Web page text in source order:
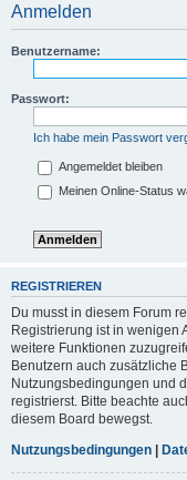
Anmelden
Benutzername:
Passwort:
Ich habe mein Passwort
Angemeldet bleiben
Meinen Online-Status
REGISTRIEREN
Du musst in diesem Forum
Registrierung ist in wenigen
weitere Funktionen
Benutzern auch zusätzliche
Nutzungsbedingungen und
registrierst. Bitte beachte
diesem Board bewegst.
Nutzungsbedingungen |